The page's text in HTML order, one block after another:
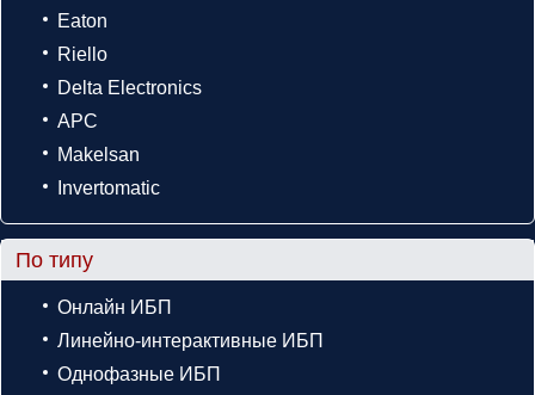
Eaton
Riello
Delta Electronics
APC
Makelsan
Invertomatic
По типу
Онлайн ИБП
Линейно-интерактивные ИБП
Однофазные ИБП